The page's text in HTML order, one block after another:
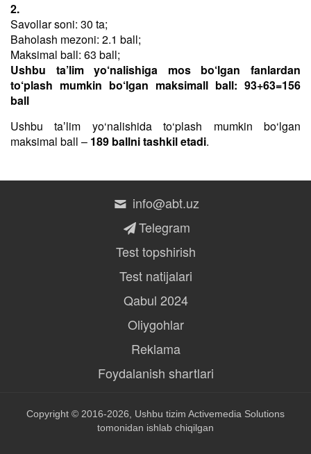
2.
Savollar soni: 30 ta;
Baholash mezoni: 2.1 ball;
Maksimal ball: 63 ball;
Ushbu ta’lim yo‘nalishiga mos bo‘lgan fanlardan
to‘plash mumkin bo‘lgan maksimall ball: 93+63=156
ball
Ushbu taʼlim yo‘nalishida to‘plash mumkin bo‘lgan
maksimal ball – 189 ballni tashkil etadi.
info@abt.uz
Telegram
Test topshirish
Test natijalari
Qabul 2024
Oliygohlar
Reklama
Foydalanish shartlari
Copyright © 2016-2026, Ushbu tizim Activemedia Solutions
tomonidan ishlab chiqilgan